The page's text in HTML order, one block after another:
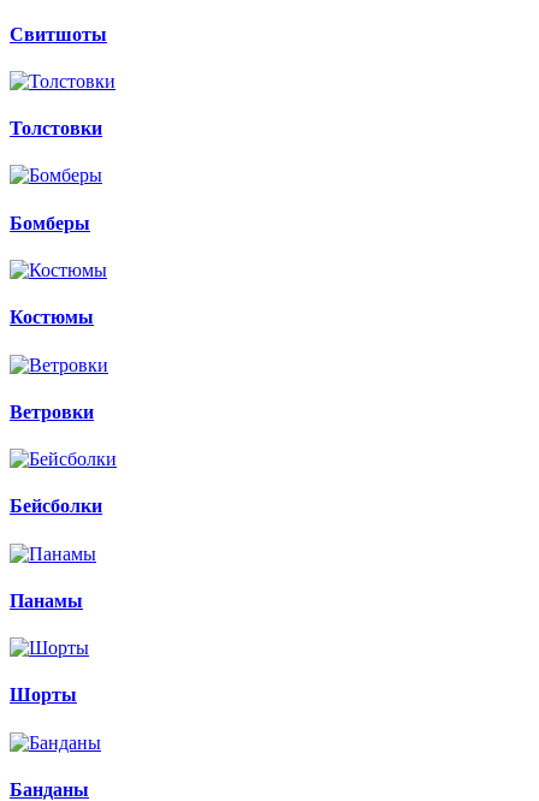
Свитшоты
Толстовки
Бомберы
Костюмы
Ветровки
Бейсболки
Панамы
Шорты
Банданы